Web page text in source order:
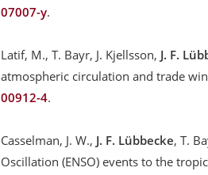
07007-y.
Latif, M., T. Bayr, J. Kjellsson, J. F.
atmospheric circulation and trade
00912-4.
Casselman, J. W., J. F. Lübbecke, T.
Oscillation (ENSO) events to the